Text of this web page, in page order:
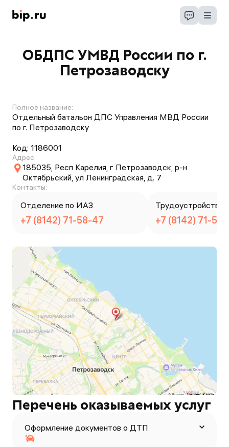
ОБДПС УМВД России по г.
Петрозаводску
Полное название:
Отдельный батальон ДПС Управления МВД России
по г. Петрозаводску
Код: 1186001
Адрес:
185035, Респ Карелия, г Петрозаводск, р-н
Октябрьский, ул Ленинградская, д. 7
Контакты:
Отделение по ИАЗ
+7 (8142) 71-58-47
Трудоустройство
+7 (8142) 71-
Перечень оказываемых услуг
Оформление документов о ДТП